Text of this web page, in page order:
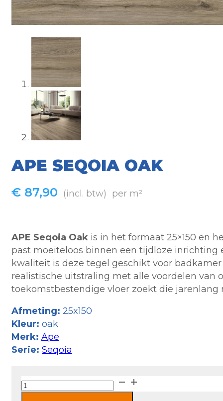
APE SEQOIA OAK
€ 87,90 (incl. btw) per m²
APE Seqoia Oak is in het formaat 25×150 en
past moeiteloos binnen een tijdloze inrichting
kwaliteit is deze tegel geschikt voor
realistische uitstraling met alle voordelen van
toekomstbestendige vloer zoekt die jarenlang
Afmeting: 25x150
Kleur: oak
Merk: Ape
Serie: Seqoia
APE
Seqoia